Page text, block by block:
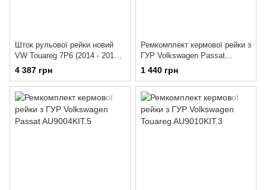
Шток рульової рейки новий
VW Touareg 7P6 (2014 - 2018),
7P5,7P6 (2010 - 2018)
4 387 грн
Ремкомплект кермової рейки з
ГУР Volkswagen Passat
AU9005KIT.4
1 440 грн